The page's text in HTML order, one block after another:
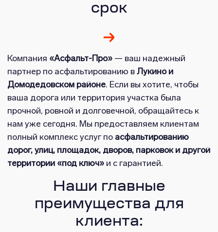
срок
Компания «Асфальт-Про» — ваш надежный
партнер по асфальтированию вЛукино и
Домодедовском районе. Если вы хотите, чтобы
ваша дорога или территория участка была
прочной, ровной и долговечной, обращайтесь к
нам уже сегодня. Мы предоставляем клиентам
полный комплекс услуг по асфальтированию
дорог, улиц, площадок, дворов, парковок и другой
территории «под ключ» и с гарантией.
Наши главные
преимущества для
клиента: